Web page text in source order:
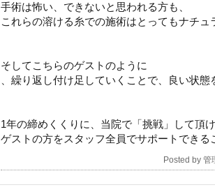
手術は怖い、できないと思われる方も、
これらの溶ける糸での施術はとってもナチ
そしてこちらのゲストのように
、繰り返し付け足していくことで、良い状
1年の締めくくりに、当院で「挑戦」して頂
ゲストの方をスタッフ全員でサポートでき
Posted by